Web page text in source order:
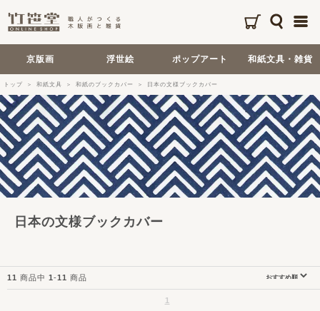
京版画 浮世絵 ポップアート 和紙文具・雑貨
トップ 和紙文具 和紙のブックカバー 日本の文様ブックカバー
日本の文様ブックカバー
11 商品中 1-11 商品
1